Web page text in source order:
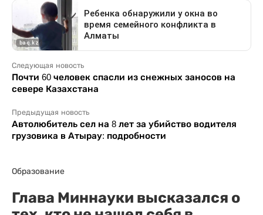
Следующая новость
Почти 60 человек спасли из снежных заносов на
севере Казахстана
Предыдущая новость
Автолюбитель сел на 8 лет за убийство водителя
грузовика в Атырау: подробности
Образование
Глава Миннауки высказался о